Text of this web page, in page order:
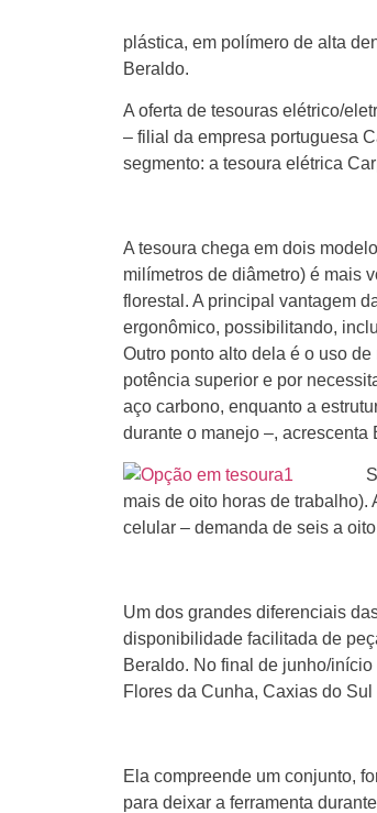
plástica, em polímero de alta
Beraldo.
A oferta de tesouras elétrico/
– filial da empresa portuguesa
segmento: a tesoura elétrica
A tesoura chega em dois
milímetros de diâmetro) é mais
florestal. A principal vantagem
ergonômico, possibilitando,
Outro ponto alto dela é o uso
potência superior e por
aço carbono, enquanto a
durante o manejo –, acrescenta
mais de oito horas de trabalho).
celular – demanda de seis a
Um dos grandes diferenciais
disponibilidade facilitada de
Beraldo. No final de junho/início
Flores da Cunha, Caxias do
Ela compreende um conjunto,
para deixar a ferramenta